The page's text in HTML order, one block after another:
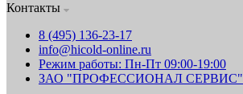
Контакты
8 (495) 136-23-17
info@hicold-online.ru
Режим работы: Пн-Пт 09:00-19:00
ЗАО "ПРОФЕССИОНАЛ СЕРВИС"